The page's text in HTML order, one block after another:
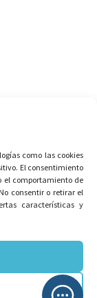
como las cookies
El consentimiento
el comportamiento de
consentir o retirar el
características y